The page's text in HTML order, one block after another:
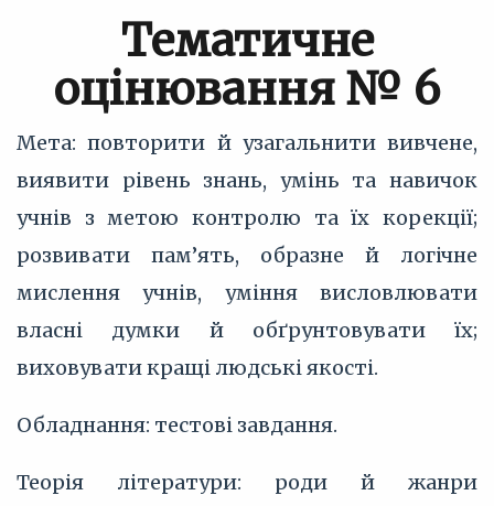
Тематичне
оцінювання № 6
Мета: повторити й узагальнити вивчене,
виявити рівень знань, умінь та навичок
учнів з метою контролю та їх корекції;
розвивати пам’ять, образне й логічне
мислення учнів, уміння висловлювати
власні думки й обґрунтовувати їх;
виховувати кращі людські якості.
Обладнання: тестові завдання.
Теорія літератури: роди й жанри